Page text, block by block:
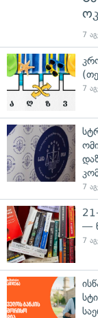
7
7
7
—
7